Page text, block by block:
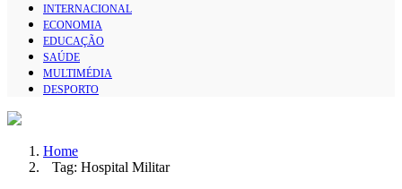
INTERNACIONAL
ECONOMIA
EDUCAÇÃO
SAÚDE
MULTIMÉDIA
DESPORTO
Home
Tag: Hospital Militar